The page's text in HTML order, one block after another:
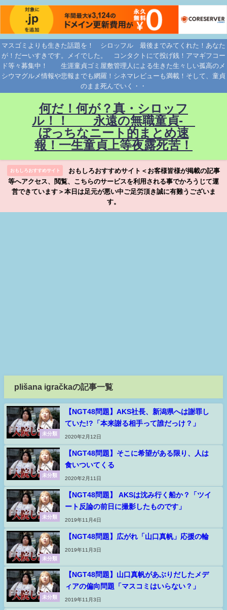
マスゴミよりも生きた話題を！ シロッフル 最後までみてくれた！あなた
が！だーいすきです。メイでした。 コンタクトにて投げ銭！アマギフコー
ド等々募集中！ 生涯童貞ゴミ屋敷管理人による生きた生々しい孤高のメ
シウマグルメ情報や悲報までも網羅！シネマレビューも満載！そして、童貞
のまま死んでいく・・
何だ！何が？真・シロッフ
ル！！ 永遠の無職童貞-
ぼっちなニート的まとめ速
報！一生童貞上等夜露死苦！
おもしろおすすめサイト
おもしろおすすめサイト＜お客様皆様が掲載の記事
等へアクセス、閲覧、こちらのサービスを利用される事でかろうじて運
営できています＞本日は足元が悪い中ご足労頂き誠に有難うございま
す。
plišana igračkaの記事一覧
未分類
【NGT48問題】AKS社長、新潟県へは謝罪し
ていた!?「本来謝る相手って誰だっけ？」
2020年2月12日
未分類
【NGT48問題】そこに希望がある限り、人は
食いついてくる
2020年2月11日
未分類
【NGT48問題】 AKSは沈み行く船か？「ツイ
ート反論の前日に撮影したものです」
2019年11月4日
未分類
【NGT48問題】広がれ「山口真帆」応援の輪
2019年11月3日
未分類
【NGT48問題】山口真帆があぶりだしたメデ
ィアの偏向問題「マスコミはいらない？」
2019年11月3日